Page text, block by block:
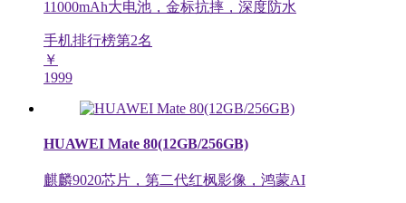
11000mAh大电池，金标抗摔，深度防水
手机排行榜第2名
￥
1999
HUAWEI Mate 80(12GB/256GB)
麒麟9020芯片，第二代红枫影像，鸿蒙AI